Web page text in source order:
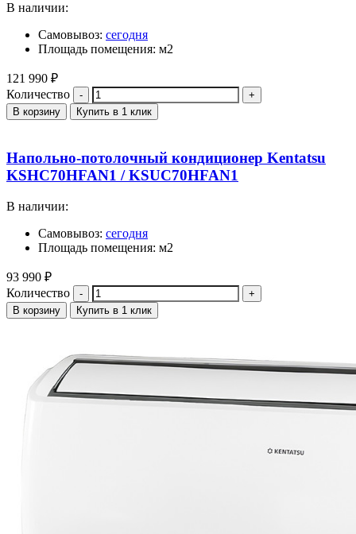
В наличии:
Самовывоз: сегодня
Площадь помещения: м2
121 990 ₽
Количество
В корзину Купить в 1 клик
Напольно-потолочный кондиционер Kentatsu
KSHC70HFAN1 / KSUC70HFAN1
В наличии:
Самовывоз: сегодня
Площадь помещения: м2
93 990 ₽
Количество
В корзину Купить в 1 клик